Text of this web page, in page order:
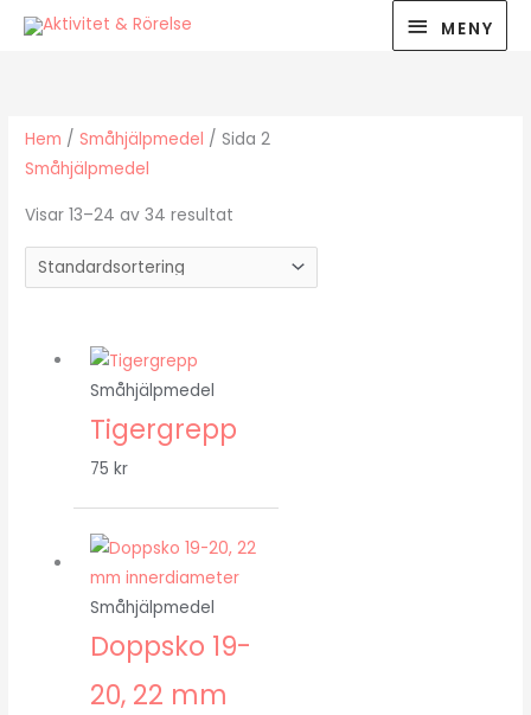
Hoppa
MENY
MENY
Hem /Småhjälpmedel / Sida 2
Småhjälpmedel
Visar 13–24 av 34 resultat
Småhjälpmedel
Tigergrepp
75 kr
Småhjälpmedel
Doppsko 19-
20, 22 mm